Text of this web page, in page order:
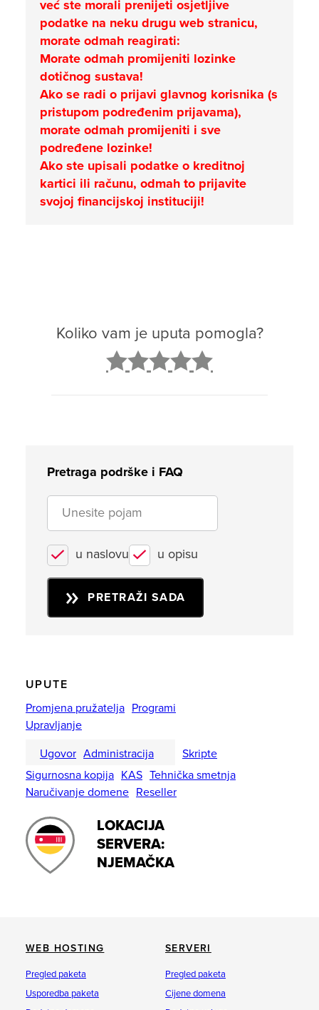
već ste morali prenijeti osjetljive
podatke na neku drugu web stranicu,
morate odmah reagirati:
Morate odmah promijeniti lozinke
dotičnog sustava!
Ako se radi o prijavi glavnog korisnika (s
pristupom podređenim prijavama),
morate odmah promijeniti i sve
podređene lozinke!
Ako ste upisali podatke o kreditnoj
kartici ili računu, odmah to prijavite
svojoj financijskoj instituciji!
Koliko vam je uputa pomogla?
Pretraga podrške i FAQ
u naslovu u opisu
PRETRAŽI SADA
UPUTE
Promjena pružatelja Programi
Upravljanje
Ugovor Administracija
Skripte
Sigurnosna kopija KAS Tehnička smetnja
Naručivanje domene Reseller
LOKACIJA
SERVERA:
NJEMAČKA
WEB HOSTING
Pregled paketa
Usporedba paketa
SERVERI
Pregled paketa
Cijene domena